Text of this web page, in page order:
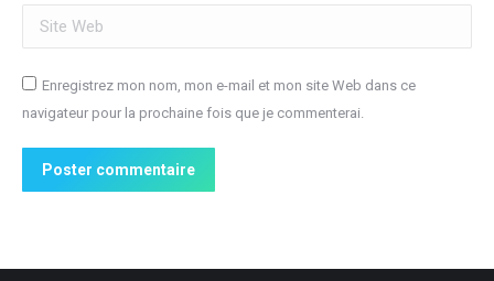
Site Web
Enregistrez mon nom, mon e-mail et mon site Web dans ce
navigateur pour la prochaine fois que je commenterai.
Poster commentaire